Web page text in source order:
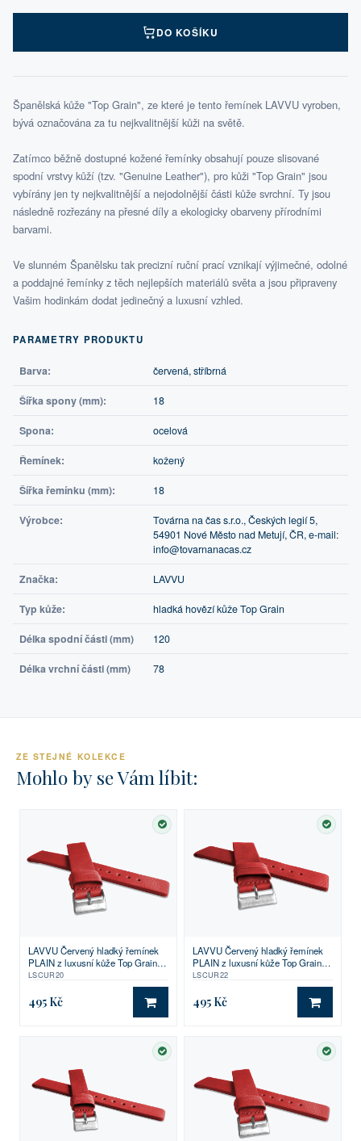
DO KOŠÍKU
Španělská kůže "Top Grain", ze které je tento řemínek LAVVU vyroben,
bývá označována za tu nejkvalitnější kůži na světě.
Zatímco běžně dostupné kožené řemínky obsahují pouze slisované
spodní vrstvy kůží (tzv. "Genuine Leather"), pro kůži "Top Grain" jsou
vybírány jen ty nejkvalitnější a nejodolnější části kůže svrchní. Ty jsou
následně rozřezány na přesné díly a ekologicky obarveny přírodními
barvami.
Ve slunném Španělsku tak precizní ruční prací vznikají výjimečné, odolné
a poddajné řemínky z těch nejlepších materiálů světa a jsou připraveny
Vašim hodinkám dodat jedinečný a luxusní vzhled.
PARAMETRY PRODUKTU
Barva: červená, stříbrná
Šířka spony (mm): 18
Spona: ocelová
Řemínek: kožený
Šířka řemínku (mm): 18
Výrobce:
Továrna na čas s.r.o., Českých legií 5,
54901 Nové Město nad Metují, ČR, e-mail:
info@tovarnanacas.cz
Značka: LAVVU
Typ kůže: hladká hovězí kůže Top Grain
Délka spodní části (mm) 120
Délka vrchní části (mm) 78
ZE STEJNÉ KOLEKCE
Mohlo by se Vám líbit:
SKLADEM
LAVVU Červený hladký řemínek
PLAIN z luxusní kůže Top Grain -
20
LSCUR20
495 Kč DO KOŠÍKU
LAVVU Červený hladký řemínek
PLAIN z luxusní kůže Top Grain -
22
LSCUR22
495 Kč DO
SKLADEM